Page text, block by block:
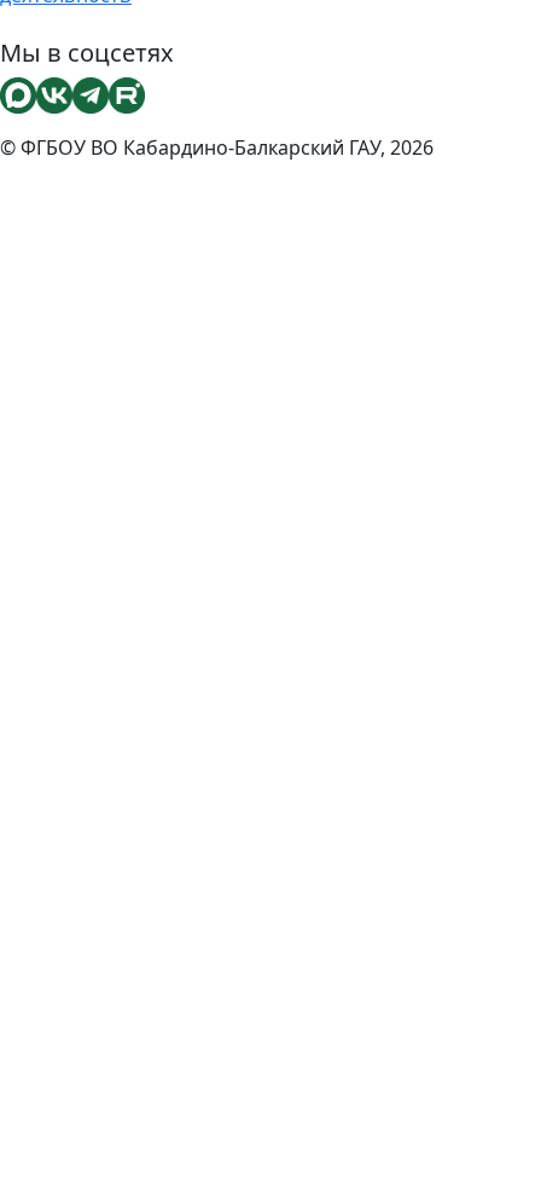
Мы в соцсетях
© ФГБОУ ВО Кабардино-Балкарский ГАУ, 2026